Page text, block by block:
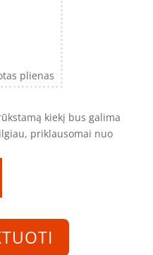
plienas
kiekį bus galima
priklausomai nuo